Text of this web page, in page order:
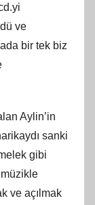
ve
bir tek biz
Aylin’in
sanki
gibi
ve açılmak